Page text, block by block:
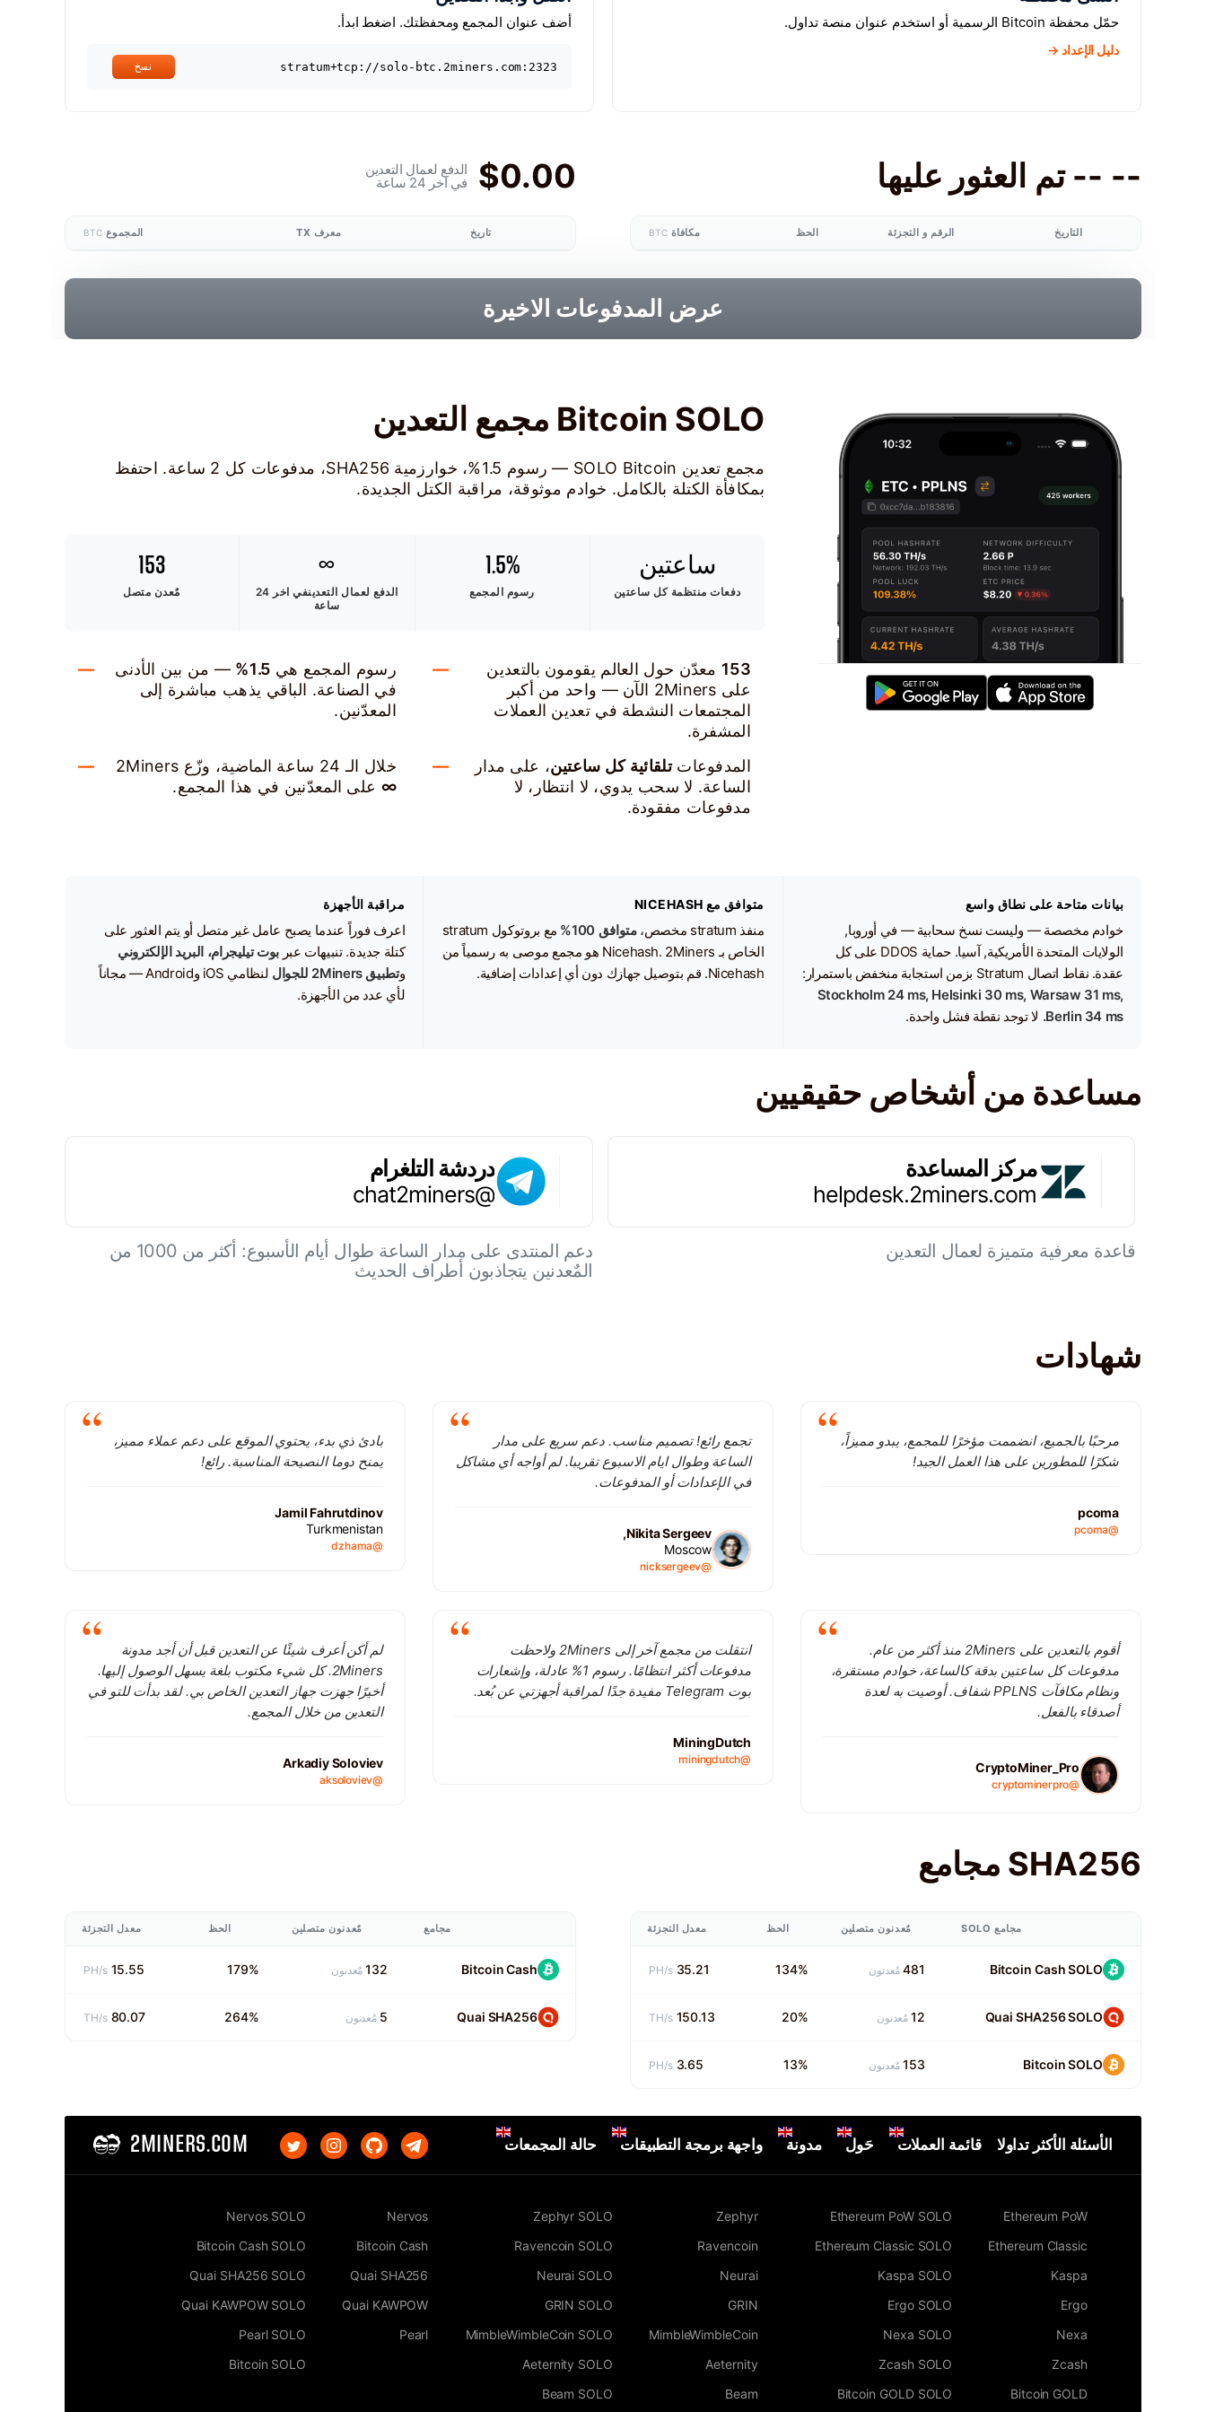
حمّل محفظة Bitcoin الرسمية أو استخدم عنوان منصة تداول.
دليل الإعداد →
أضف عنوان المجمع ومحفظتك. اضغط ابدأ.
stratum+tcp://solo-btc.2miners.com:2323 نسخ
-- -- تم العثور عليها
التاريخ الرقم و التجزئة الحظ مكافاة
$0.00 الدفع لعمال التعدين
في اخر 24 ساعة
تاريخ معرف TX المجموع
عرض المدفوعات الاخيرة
Bitcoin SOLO مجمع التعدين
مجمع تعدين SOLO Bitcoin — رسوم 1.5%، خوارزمية SHA256، مدفوعات كل 2 ساعة. احتفظ
بمكافأة الكتلة بالكامل. خوادم موثوقة، مراقبة الكتل الجديدة.
ساعتين
دفعات منتظمة كل ساعتين
1.5%
رسوم المجمع
∞
الدفع لعمال التعدين
في اخر 24
ساعة
153
مٌعدن متصل
153 معدّن حول العالم يقومون بالتعدين
على 2Miners الآن — واحد من أكبر
المجتمعات النشطة في تعدين العملات
المشفرة.
رسوم المجمع هي 1.5%
— من بين الأدنى
في الصناعة. الباقي يذهب مباشرة إلى
المعدّنين.
المدفوعاتتلقائية كل ساعتين، على مدار
الساعة. لا سحب يدوي، لا انتظار، لا
مدفوعات مفقودة.
خلال الـ 24 ساعة الماضية، وزّع 2Miners
∞ على المعدّنين في هذا المجمع.
بيانات متاحة على نطاق واسع
خوادم مخصصة — وليست نسخ سحابية — في أوروبا,
الولايات المتحدة الأمريكية, آسيا. حماية DDOS على كل
عقدة. نقاط اتصال Stratum بزمن استجابة منخفض باستمرار:
Stockholm 24 ms, Helsinki 30 ms, Warsaw 31 ms,
Berlin 34 ms. لا توجد نقطة فشل واحدة.
متوافق مع NICEHASH
منفذ stratum مخصص، متوافق 100%
مع بروتوكول stratum
الخاص بـ Nicehash. 2Miners هو مجمع موصى به رسمياً من
Nicehash. قم بتوصيل جهازك دون أي إعدادات إضافية.
مراقبة الأجهزة
اعرف فوراً عندما يصبح عامل غير متصل أو يتم العثور على
كتلة جديدة. تنبيهات عبربوت تيليجرام، البريد الإلكتروني
وتطبيق 2Miners للجوال
لنظامي iOS وAndroid — مجاناً
لأي عدد من الأجهزة.
مساعدة من أشخاص حقيقيين
دردشة التلغرام
@chat2miners
دعم المنتدى على مدار الساعة طوال أيام الأسبوع: أكثر من 1000 من
المٌعدنين يتجاذبون أطراف الحديث
مركز المساعدة
helpdesk.2miners.com
قاعدة معرفية متميزة لعمال التعدين
شهادات
بادئ ذي بدء، يحتوي الموقع على دعم عملاء مميز،
يمنح دوما النصيحة المناسبة. رائع!
Jamil Fahrutdinov
Turkmenistan
@dzhama
تجمع رائع! تصميم مناسب. دعم سريع على مدار
الساعة وطوال ايام الاسبوع تقريبا. لم أواجه أي مشاكل
في الإعدادات أو المدفوعات.
Nikita Sergeev,
Moscow
@nicksergeev
مرحبًا بالجميع، انضممت مؤخرًا للمجمع، يبدو مميزاً،
شكرًا للمطورين على هذا العمل الجيد!
pcoma
@pcoma
لم أكن أعرف شيئًا عن التعدين قبل أن أجد مدونة
2Miners. كل شيء مكتوب بلغة يسهل الوصول إليها.
أخيرًا جهزت جهاز التعدين الخاص بي. لقد بدأت للتو في
التعدين من خلال المجمع.
Arkadiy Soloviev
@aksoloviev
انتقلت من مجمع آخر إلى 2Miners ولاحظت
مدفوعات أكثر انتظامًا. رسوم 1% عادلة، وإشعارات
بوت Telegram مفيدة جدًا لمراقبة أجهزتي عن بُعد.
MiningDutch
@miningdutch
أقوم بالتعدين على 2Miners منذ أكثر من عام.
مدفوعات كل ساعتين بدقة كالساعة، خوادم مستقرة،
ونظام مكافآت PPLNS شفاف. أوصيت به لعدة
أصدقاء بالفعل.
CryptoMiner_Pro
@cryptominerpro
SHA256 مجامع
مجامع مٌعدنون متصلين الحظ معدل التجزئة
Bitcoin Cash
132مٌعدنون 179%
15.55
PH/s
Quai SHA256
5 مٌعدنون 264%
80.07
TH/s
مجامع SOLO مٌعدنون متصلين الحظ معدل التجزئة
Bitcoin Cash SOLO
481مٌعدنون 134%
35.21
PH/s
Quai SHA256 SOLO
12مٌعدنون 20%
150.13
TH/s
Bitcoin SOLO
153مٌعدنون 13%
3.65
PH/s
2MINERS.COM حالة المجمعات واجهة برمجة التطبيقات مدونة حَول قائمة العملات الأسئلة الأكثر تداولا
Ethereum PoW
Ethereum Classic
Kaspa
Ergo
Nexa
Zcash
Bitcoin GOLD
Ethereum PoW SOLO
Ethereum Classic SOLO
Kaspa SOLO
Ergo SOLO
Nexa SOLO
Zcash SOLO
Bitcoin GOLD SOLO
Zephyr
Ravencoin
Neurai
GRIN
MimbleWimbleCoin
Aeternity
Beam
Zephyr SOLO
Ravencoin SOLO
Neurai SOLO
GRIN SOLO
MimbleWimbleCoin SOLO
Aeternity SOLO
Beam SOLO
Nervos
Bitcoin Cash
Quai SHA256
Quai KAWPOW
Pearl
Nervos SOLO
Bitcoin Cash SOLO
Quai SHA256 SOLO
Quai KAWPOW SOLO
Pearl SOLO
Bitcoin SOLO